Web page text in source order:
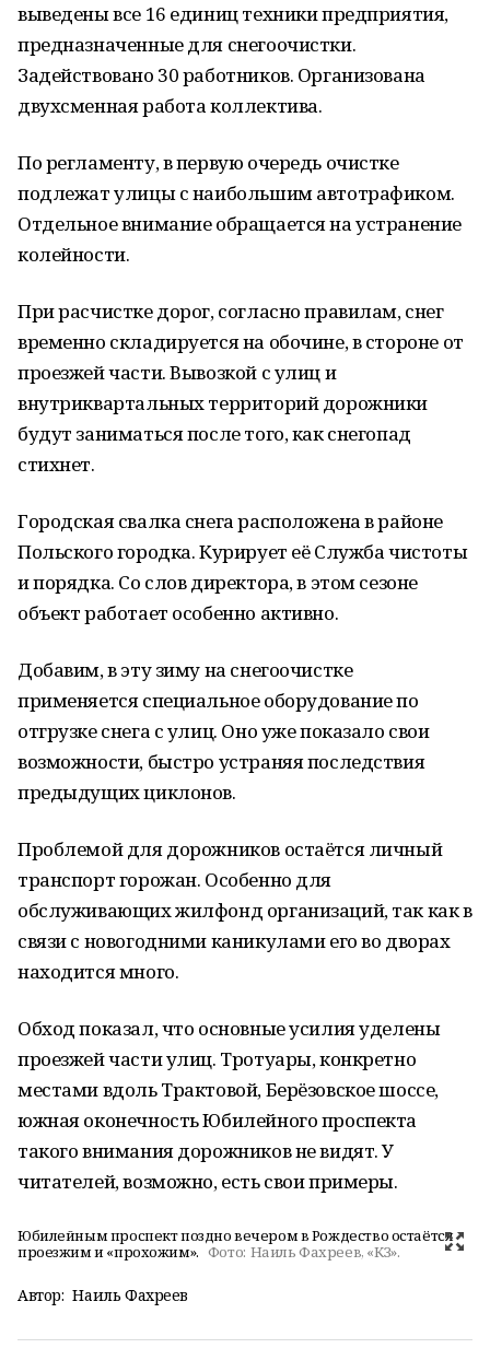
выведены все 16 единиц техники предприятия,
предназначенные для снегоочистки.
Задействовано 30 работников. Организована
двухсменная работа коллектива.
По регламенту, в первую очередь очистке
подлежат улицы с наибольшим автотрафиком.
Отдельное внимание обращается на устранение
колейности.
При расчистке дорог, согласно правилам, снег
временно складируется на обочине, в стороне от
проезжей части. Вывозкой с улиц и
внутриквартальных территорий дорожники
будут заниматься после того, как снегопад
стихнет.
Городская свалка снега расположена в районе
Польского городка. Курирует её Служба чистоты
и порядка. Со слов директора, в этом сезоне
объект работает особенно активно.
Добавим, в эту зиму на снегоочистке
применяется специальное оборудование по
отгрузке снега с улиц. Оно уже показало свои
возможности, быстро устраняя последствия
предыдущих циклонов.
Проблемой для дорожников остаётся личный
транспорт горожан. Особенно для
обслуживающих жилфонд организаций, так как в
связи с новогодними каникулами его во дворах
находится много.
Обход показал, что основные усилия уделены
проезжей части улиц. Тротуары, конкретно
местами вдоль Трактовой, Берёзовское шоссе,
южная оконечность Юбилейного проспекта
такого внимания дорожников не видят. У
читателей, возможно, есть свои примеры.
Юбилейным проспект поздно вечером в Рождество остаётся
проезжим и «прохожим». Фото: Наиль Фахреев, «КЗ».
Автор: Наиль Фахреев